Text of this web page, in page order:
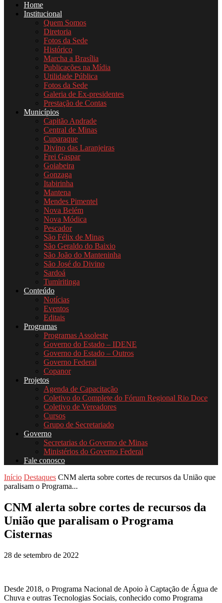
Home
Institucional
Quem Somos
Diretoria
Fotos da Sede
Histórico
Marcha a Brasília
Publicações na Mídia
Utilidade Pública
Fotos da Sede
Galeria de Ex-presidentes
Prestação de Contas
Municípios
Capitão Andrade
Central de Minas
Cuparaque
Divino das Laranjeiras
Frei Gaspar
Goiabeira
Gonzaga
Itabirinha
Mantena
Mendes Pimentel
Nova Belém
Nova Módica
Pescador
São Félix de Minas
São Geraldo do Baixio
São João do Manteninha
São José do Divino
Sardoá
Tumiritinga
Conteúdo
Notícias
Eventos
Editais
Programas
Programas Assoleste
Governo do Estado – IDENE
Governo do Estado – Outros
Governo Federal
Copanor
Projetos
Agenda de Capacitação
Coletivo do Complete do Fórum Regional Rio Doce
Coletivo de Vereadores
Cursos
Grupo de Secretariado
Governo
Secretarias do Governo de Minas
Ministérios do Governo Federal
Fale conosco
Início Destaques CNM alerta sobre cortes de recursos da União que
paralisam o Programa...
CNM alerta sobre cortes de recursos da
União que paralisam o Programa
Cisternas
28 de setembro de 2022
Desde 2018, o Programa Nacional de Apoio à Captação de Água de
Chuva e outras Tecnologias Sociais, conhecido como Programa